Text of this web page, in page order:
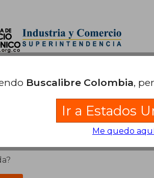
para recibir ofertas y
Buscalibre Colombia,
Ir a Estados
Me quedo